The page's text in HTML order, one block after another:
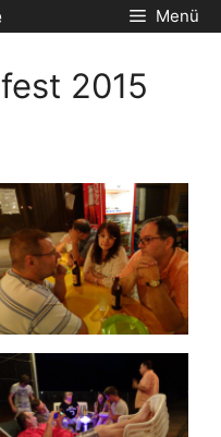
Menü
2015